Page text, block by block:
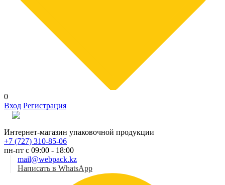
0
Вход Регистрация
Интернет-магазин упаковочной продукции
+7 (727) 310-85-06
пн-пт с 09:00 - 18:00
mail@webpack.kz
Написать в WhatsApp